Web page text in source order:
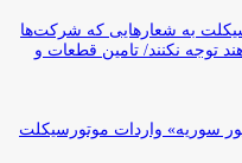
به شعارهایی که شرکت‌ها
توجه نکنند/ تامین قطعات و
سوریه» واردات موتورسیکلت